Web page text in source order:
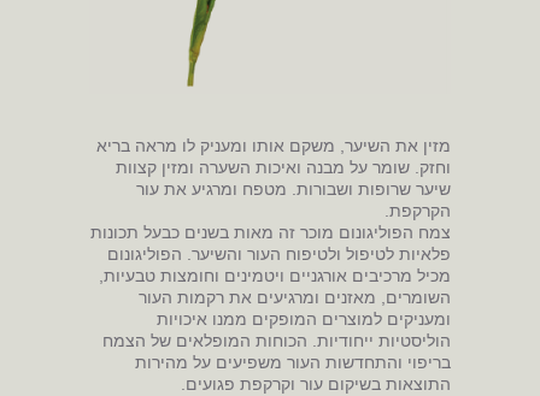
מזין את השיער, משקם אותו ומעניק לו מראה בריא
וחזק. שומר על מבנה ואיכות השערה ומזין קצוות
שיער שרופות ושבורות. מטפח ומרגיע את עור
הקרקפת.
צמח הפוליגונום מוכר זה מאות בשנים כבעל תכונות
פלאיות לטיפול ולטיפוח העור והשיער. הפוליגונום
מכיל מרכיבים אורגניים ויטמינים וחומצות טבעיות,
השומרים, מאזנים ומרגיעים את רקמות העור
ומעניקים למוצרים המופקים ממנו איכויות
הוליסטיות ייחודיות. הכוחות המופלאים של הצמח
בריפוי והתחדשות העור משפיעים על מהירות
התוצאות בשיקום עור וקרקפת פגועים.